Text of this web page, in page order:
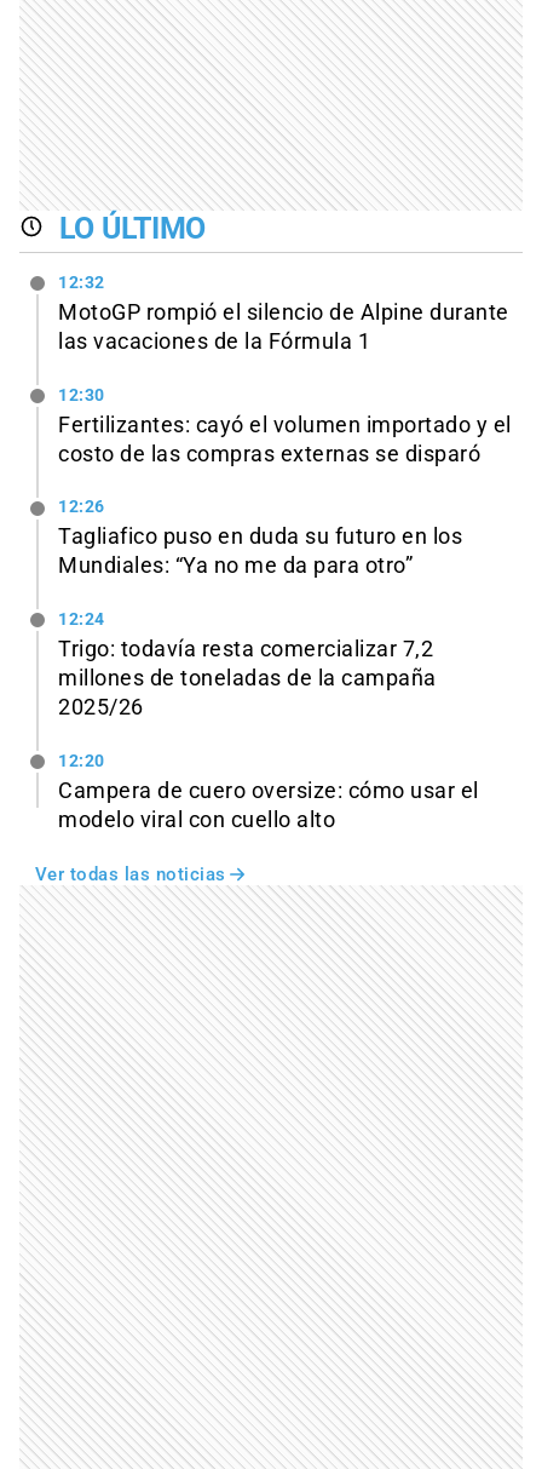
LO ÚLTIMO
12:32
MotoGP rompió el silencio de Alpine durante
las vacaciones de la Fórmula 1
12:30
Fertilizantes: cayó el volumen importado y el
costo de las compras externas se disparó
12:26
Tagliafico puso en duda su futuro en los
Mundiales: “Ya no me da para otro”
12:24
Trigo: todavía resta comercializar 7,2
millones de toneladas de la campaña
2025/26
12:20
Campera de cuero oversize: cómo usar el
modelo viral con cuello alto
Ver todas las noticias